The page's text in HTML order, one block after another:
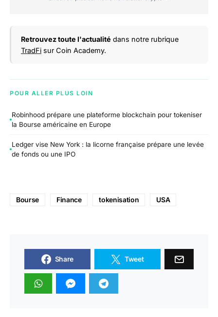
Retrouvez toute l'actualité dans notre rubrique
TradFi sur Coin Academy.
POUR ALLER PLUS LOIN
Robinhood prépare une plateforme blockchain pour tokeniser
la Bourse américaine en Europe
Ledger vise New York : la licorne française prépare une levée
de fonds ou une IPO
Bourse Finance tokenisation USA
Share Tweet